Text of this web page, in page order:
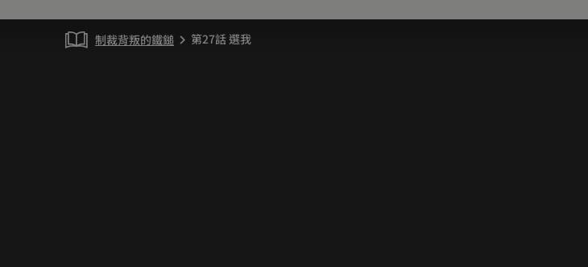
制裁背叛的鐵鎚 chevron_right 第27話 選我